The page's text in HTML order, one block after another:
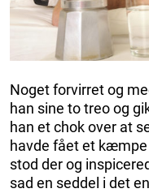
Noget forvirret og
han sine to treo og
han et chok over at
havde fået et kæmpe
stod der og
sad en seddel i det